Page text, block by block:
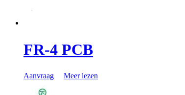
FR-4 PCB
Aanvraag Meer lezen